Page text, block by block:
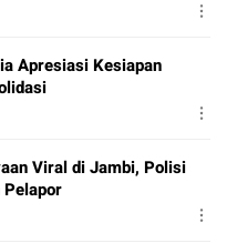
Apresiasi Kesiapan
Viral di Jambi, Polisi